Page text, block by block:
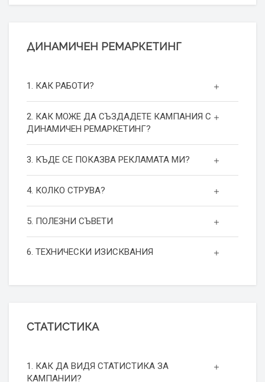
ДИНАМИЧЕН РЕМАРКЕТИНГ
1. КАК РАБОТИ?
2. КАК МОЖЕ ДА СЪЗДАДЕТЕ КАМПАНИЯ С
ДИНАМИЧЕН РЕМАРКЕТИНГ?
3. КЪДЕ СЕ ПОКАЗВА РЕКЛАМАТА МИ?
4. КОЛКО СТРУВА?
5. ПОЛЕЗНИ СЪВЕТИ
6. ТЕХНИЧЕСКИ ИЗИСКВАНИЯ
СТАТИСТИКА
1. КАК ДА ВИДЯ СТАТИСТИКА ЗА
КАМПАНИИ?